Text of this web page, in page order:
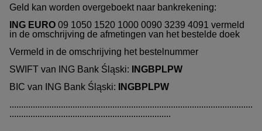
Geld kan worden overgeboekt naar bankrekening:
ING EURO 09 1050 1520 1000 0090 3239 4091 vermeld
in de omschrijving de afmetingen van het bestelde doek
Vermeld in de omschrijving het bestelnummer
SWIFT van ING Bank Śląski:
INGBPLPW
BIC van ING Bank Śląski: INGBPLPW
........................................................................................................
.....................................................................